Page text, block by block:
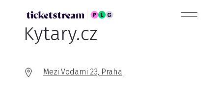
Kytary.cz
Mezi Vodami 23, Praha